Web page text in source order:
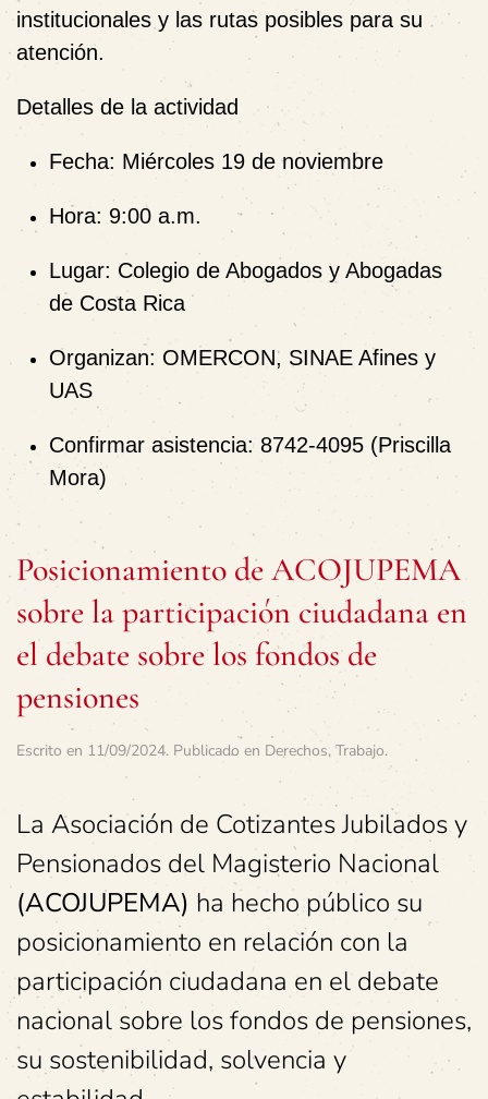
institucionales y las rutas posibles para su
atención.
Detalles de la actividad
Fecha: Miércoles 19 de noviembre
Hora: 9:00 a.m.
Lugar: Colegio de Abogados y Abogadas
de Costa Rica
Organizan: OMERCON, SINAE Afines y
UAS
Confirmar asistencia: 8742-4095 (Priscilla
Mora)
Posicionamiento de ACOJUPEMA
sobre la participación ciudadana en
el debate sobre los fondos de
pensiones
Escrito en 11/09/2024. Publicado en Derechos, Trabajo.
La Asociación de Cotizantes Jubilados y
Pensionados del Magisterio Nacional
(ACOJUPEMA) ha hecho público su
posicionamiento en relación con la
participación ciudadana en el debate
nacional sobre los fondos de pensiones,
su sostenibilidad, solvencia y